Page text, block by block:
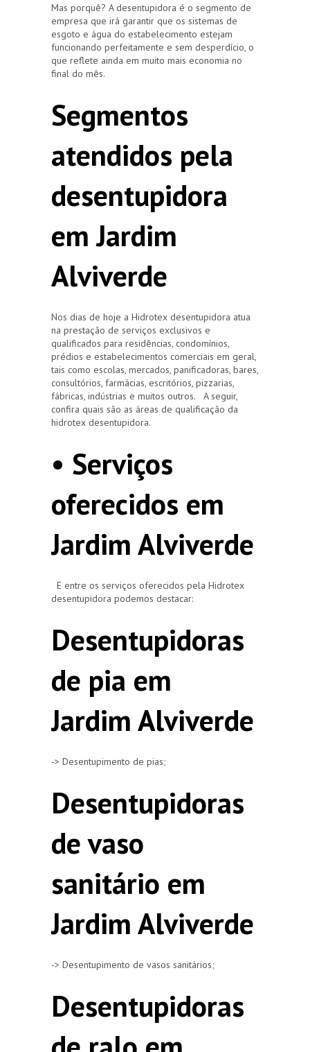
Mas porquê? A desentupidora é o segmento de
empresa que irá garantir que os sistemas de
esgoto e água do estabelecimento estejam
funcionando perfeitamente e sem desperdício, o
que reflete ainda em muito mais economia no
final do mês.
Segmentos
atendidos pela
desentupidora
em Jardim
Alviverde
Nos dias de hoje a Hidrotex desentupidora atua
na prestação de serviços exclusivos e
qualificados para residências, condomínios,
prédios e estabelecimentos comerciais em geral,
tais como escolas, mercados, panificadoras, bares,
consultórios, farmácias, escritórios, pizzarias,
fábricas, indústrias e muitos outros. A seguir,
confira quais são as áreas de qualificação da
hidrotex desentupidora.
• Serviços
oferecidos em
Jardim Alviverde
E entre os serviços oferecidos pela Hidrotex
desentupidora podemos destacar:
Desentupidoras
de pia em
Jardim Alviverde
-> Desentupimento de pias;
Desentupidoras
de vaso
sanitário em
Jardim Alviverde
-> Desentupimento de vasos sanitários;
Desentupidoras